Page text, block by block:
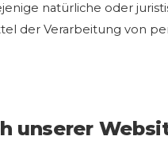
natürliche oder
der Verarbeitung von
unserer